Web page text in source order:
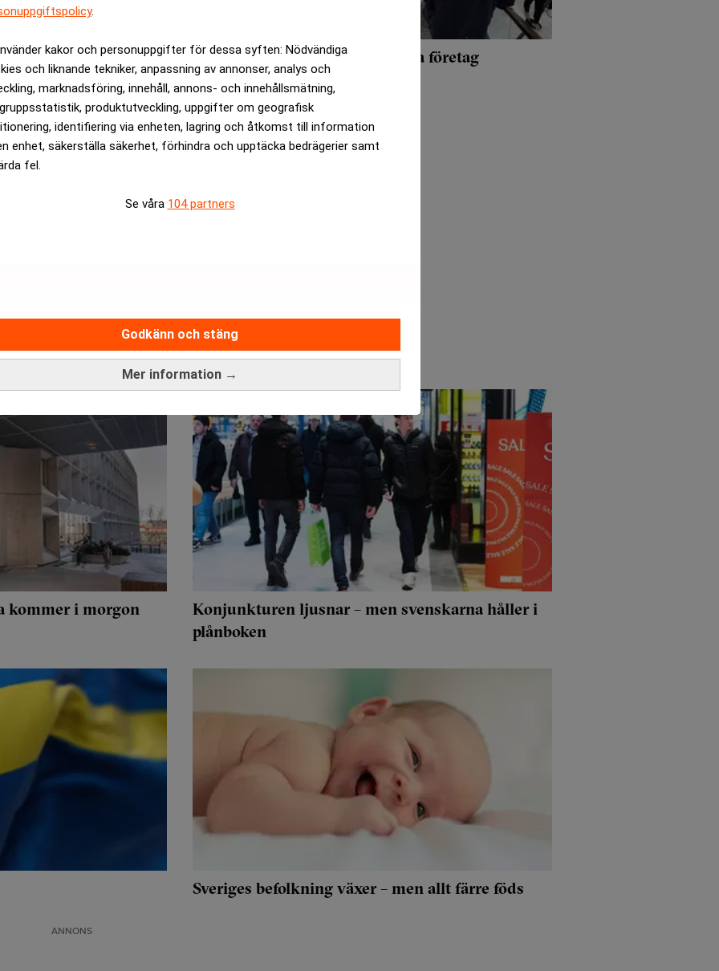
.
kakor och personuppgifter för dessa syften: Nödvändiga
och liknande tekniker, anpassning av annonser, analys och
marknadsföring, innehåll, annons- och innehållsmätning,
produktutveckling, uppgifter om geografisk
identifiering via enheten, lagring och åtkomst till information
enhet, säkerställa säkerhet, förhindra och upptäcka bedrägerier samt
fel.
Se våra 104 partners
Mer information →
Godkänn och stäng
långsamt Lönsamheten stärks för svenska företag
ANNONS
kommer i morgon
Konjunkturen ljusnar – men svenskarna håller i
plånboken
Sveriges befolkning växer – men allt färre föds
ANNONS